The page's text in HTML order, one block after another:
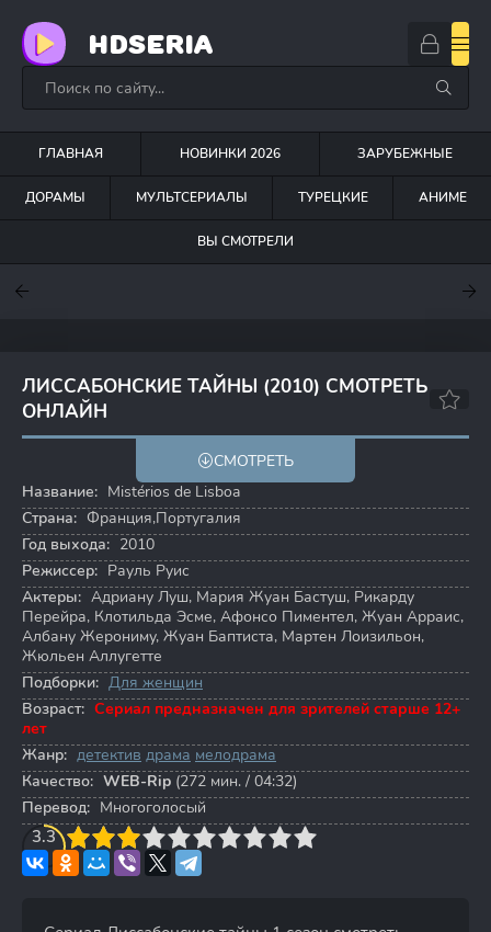
HDSERIA
ГЛАВНАЯ НОВИНКИ 2026 ЗАРУБЕЖНЫЕ
ДОРАМЫ МУЛЬТСЕРИАЛЫ ТУРЕЦКИЕ АНИМЕ
ВЫ СМОТРЕЛИ
ЛИССАБОНСКИЕ ТАЙНЫ (2010) СМОТРЕТЬ
ОНЛАЙН
СМОТРЕТЬ
Название: Mistérios de Lisboa
Страна: Франция,Португалия
Год выхода: 2010
Режиссер: Рауль Руис
Актеры: Адриану Луш, Мария Жуан Бастуш, Рикарду
Перейра, Клотильда Эсме, Афонсо Пиментел, Жуан Арраис,
Албану Жерониму, Жуан Баптиста, Мартен Лоизильон,
Жюльен Аллугетте
Подборки: Для женщин
Возраст: Сериал предназначен для зрителей старше 12+
лет
Жанр: детектив драма мелодрама
Качество: WEB-Rip (272 мин. / 04:32)
Перевод: Многоголосый
3.3
4 5 6 7 8 9 10